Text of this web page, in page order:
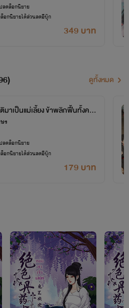
โดย OokbeeU และ China Literature
ธิ์ต้นฉบับ China Literature
จากใจเก๋อเก๋อ
349 บาท
ลดล็อกนิยาย
อกนิยายได้ส่วนลดอีบุ๊ก
ดูทั้งหมด
มาเป็นแม่เลี้ยง ข้าพลิกฟื้นทั้งคร
เล่ม 15 (จบ+ตอนพิเศษ)
ร
179 บาท
ลดล็อกนิยาย
อกนิยายได้ส่วนลดอีบุ๊ก